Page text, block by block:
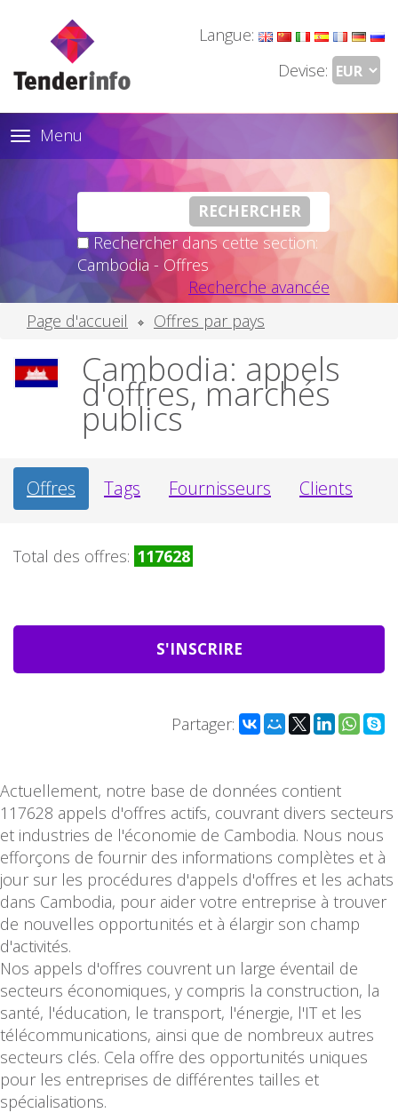
Langue:
Devise:
Toggle
navigation
Menu
Rechercher dans cette section:
Cambodia - Offres
Recherche avancée
Page d'accueil
Offres par pays
Cambodia: appels
d'offres, marchés
publics
Offres Tags Fournisseurs Clients
Total des offres: 117628
S'INSCRIRE
Partager:
Actuellement, notre base de données contient
117628 appels d'offres actifs, couvrant divers secteurs
et industries de l'économie de Cambodia. Nous nous
efforçons de fournir des informations complètes et à
jour sur les procédures d'appels d'offres et les achats
dans Cambodia, pour aider votre entreprise à trouver
de nouvelles opportunités et à élargir son champ
d'activités.
Nos appels d'offres couvrent un large éventail de
secteurs économiques, y compris la construction, la
santé, l'éducation, le transport, l'énergie, l'IT et les
télécommunications, ainsi que de nombreux autres
secteurs clés. Cela offre des opportunités uniques
pour les entreprises de différentes tailles et
spécialisations.